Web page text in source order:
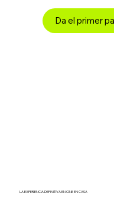
Da el primer
LA EXPERIENCIA DEFINITIVA EN CINE EN CASA